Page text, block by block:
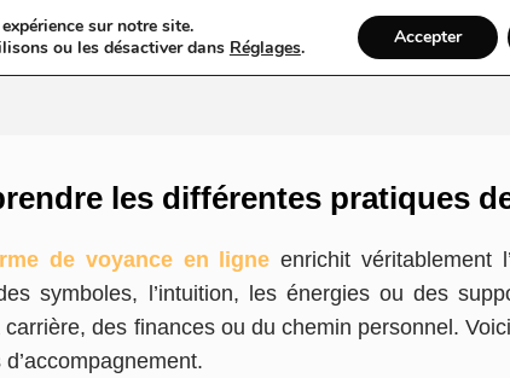
Web Taxi VTC Ambulance Locations De Voitures
les différentes pratiques
de voyance en ligne enrichit véritablement
symboles, l’intuition, les énergies ou des
des finances ou du chemin personnel.
sur notre site.
ou les désactiver dans Réglages. Accepter